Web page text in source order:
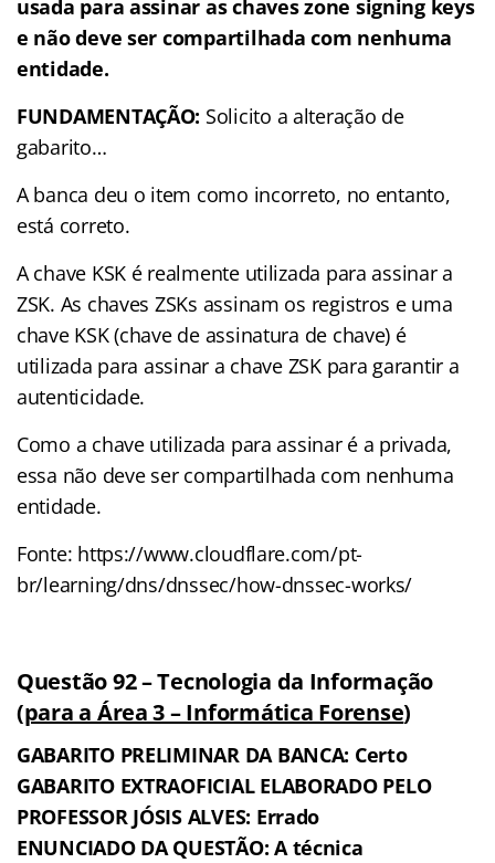
usada para assinar as chaves zone signing keys
e não deve ser compartilhada com nenhuma
entidade.
FUNDAMENTAÇÃO: Solicito a alteração de
gabarito…
A banca deu o item como incorreto, no entanto,
está correto.
A chave KSK é realmente utilizada para assinar a
ZSK. As chaves ZSKs assinam os registros e uma
chave KSK (chave de assinatura de chave) é
utilizada para assinar a chave ZSK para garantir a
autenticidade.
Como a chave utilizada para assinar é a privada,
essa não deve ser compartilhada com nenhuma
entidade.
Fonte: https://www.cloudflare.com/pt-
br/learning/dns/dnssec/how-dnssec-works/
Questão 92 – Tecnologia da Informação
(para a Área 3 – Informática Forense)
GABARITO PRELIMINAR DA BANCA: Certo
GABARITO EXTRAOFICIAL ELABORADO PELO
PROFESSOR JÓSIS ALVES: Errado
ENUNCIADO DA QUESTÃO: A técnica